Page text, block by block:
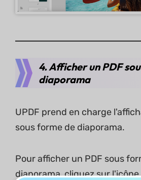
4. Afficher un PDF
diaporama
UPDF prend en charge
sous forme de diaporama.
Pour afficher un PDF sous
diaporama, cliquez sur